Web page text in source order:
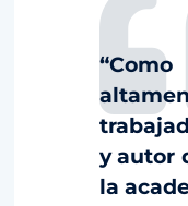
y autor
la